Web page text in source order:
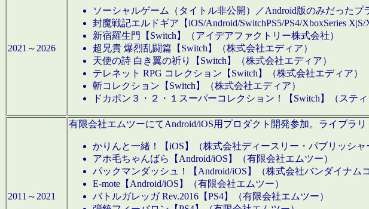
2021～2026
ソーシャルゲーム（タイトル非公開）／Android版のみだったプ
封魔戦記エルドギア【iOS/Android/SwitchPS5/PS4/XboxSeries X|S/
新宿羅生門【Switch】（アイデアファクトリー株式会社）
超兄貴 爆烈乱闘篇【Switch】（株式会社エディア）
天使の詩 白き翼の祈り【Switch】（株式会社エディア）
テレネット RPG コレクション【Switch】（株式会社エディア）
斬コレクション【Switch】（株式会社エディア）
ドカポン３・２・１スーパーコレクション！【Switch】（スティ
2011～2021
有限会社エムツーにてAndroid/iOS用プロダクト開発参加。ライブラリ
かりんと一緒！【iOS】（株式会社ディースリー・パブリッシャ
アホ毛ちゃんばら【Android/iOS】（有限会社エムツー）
パックマンダッシュ！【Android/iOS】（株式会社バンダイナム
E-mote【Android/iOS】（有限会社エムツー）
バトルガレッガ Rev.2016【PS4】（有限会社エムツー）